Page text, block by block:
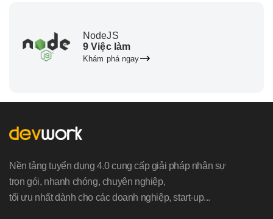
NodeJS
9 Việc làm
Khám phá ngay
Nền tảng tuyển dụng 4.0 cung cấp giải pháp nhân sự
trọn gói, nhanh chóng, chuyên nghiệp,
tối ưu nhất dành cho các doanh nghiệp, start-up...